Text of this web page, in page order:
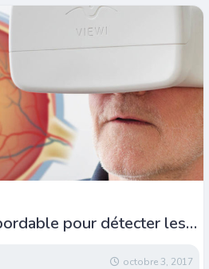
pour détecter les
octobre 3, 2017